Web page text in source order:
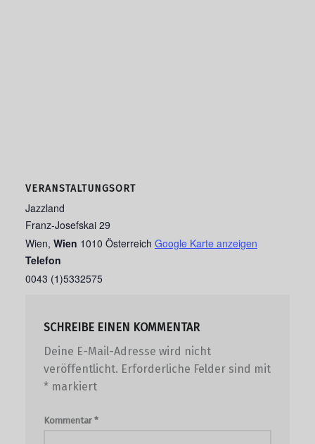
VERANSTALTUNGSORT
Jazzland
Franz-Josefskai 29
Wien, Wien 1010 Österreich Google Karte anzeigen
Telefon
0043 (1)5332575
SCHREIBE EINEN KOMMENTAR
Deine E-Mail-Adresse wird nicht
veröffentlicht. Erforderliche Felder sind mit
*markiert
Kommentar *